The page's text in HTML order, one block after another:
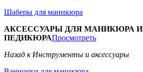
Шаберы для маникюра
АКСЕССУАРЫ ДЛЯ МАНИКЮРА И
ПЕДИКЮРАПросмотреть
Назад к Инструменты и аксессуары